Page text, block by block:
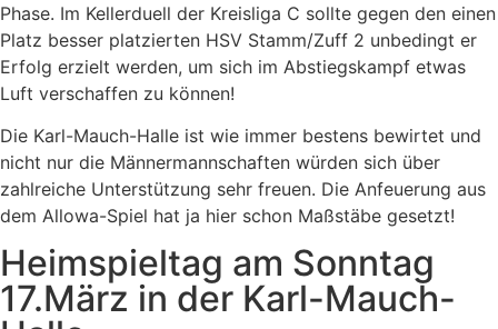
Phase. Im Kellerduell der Kreisliga C sollte gegen den einen
Platz besser platzierten HSV Stamm/Zuff 2 unbedingt er
Erfolg erzielt werden, um sich im Abstiegskampf etwas
Luft verschaffen zu können!
Die Karl-Mauch-Halle ist wie immer bestens bewirtet und
nicht nur die Männermannschaften würden sich über
zahlreiche Unterstützung sehr freuen. Die Anfeuerung aus
dem Allowa-Spiel hat ja hier schon Maßstäbe gesetzt!
Heimspieltag am Sonntag
17.März in der Karl-Mauch-